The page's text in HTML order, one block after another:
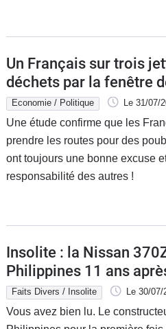
Un Français sur trois
déchets par la fenêtre
Economie / Politique Le 31/07/
Une étude confirme que les
prendre les routes pour des
ont toujours une bonne excuse
responsabilité des autres !
Insolite : la Nissan
Philippines 11 ans
ailleurs
Faits Divers / Insolite Le 30/07/
Vous avez bien lu. Le